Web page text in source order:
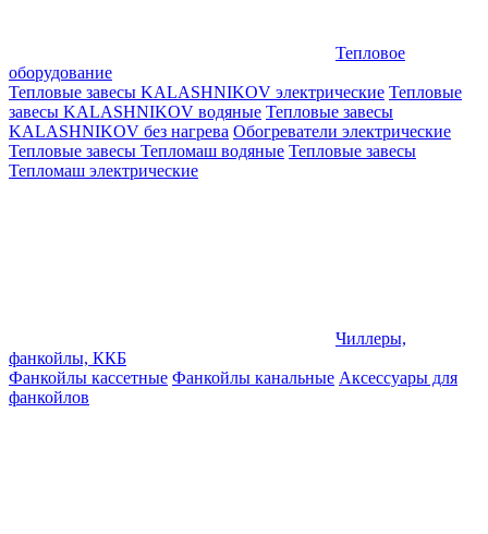
Тепловое
оборудование
Тепловые завесы KALASHNIKOV электрические Тепловые
завесы KALASHNIKOV водяные Тепловые завесы
KALASHNIKOV без нагрева Обогреватели электрические
Тепловые завесы Тепломаш водяные Тепловые завесы
Тепломаш электрические
Чиллеры,
фанкойлы, ККБ
Фанкойлы кассетные Фанкойлы канальные Аксессуары для
фанкойлов